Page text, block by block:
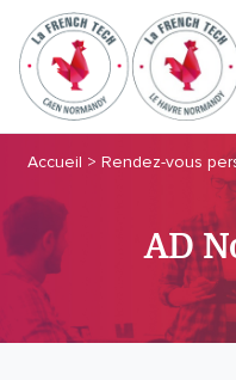
Accueil > Rendez-vous
AD